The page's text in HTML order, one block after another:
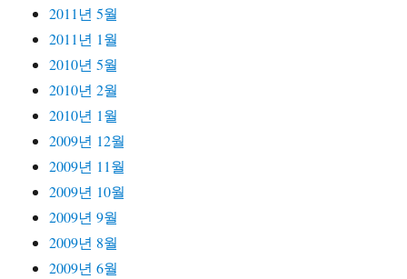
2011년 5월
2011년 1월
2010년 5월
2010년 2월
2010년 1월
2009년 12월
2009년 11월
2009년 10월
2009년 9월
2009년 8월
2009년 6월